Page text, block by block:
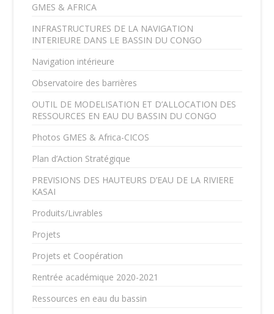
GMES & AFRICA
INFRASTRUCTURES DE LA NAVIGATION
INTERIEURE DANS LE BASSIN DU CONGO
Navigation intérieure
Observatoire des barrières
OUTIL DE MODELISATION ET D’ALLOCATION DES
RESSOURCES EN EAU DU BASSIN DU CONGO
Photos GMES & Africa-CICOS
Plan d’Action Stratégique
PREVISIONS DES HAUTEURS D’EAU DE LA RIVIERE
KASAI
Produits/Livrables
Projets
Projets et Coopération
Rentrée académique 2020-2021
Ressources en eau du bassin